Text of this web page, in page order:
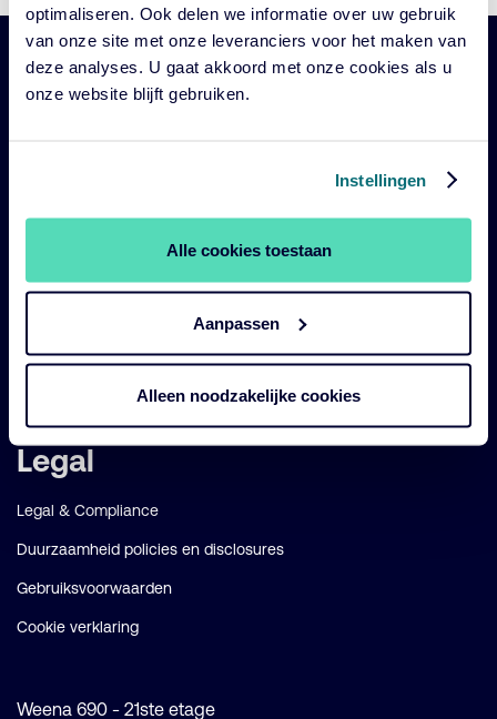
optimaliseren. Ook delen we informatie over uw gebruik
van onze site met onze leveranciers voor het maken van
deze analyses. U gaat akkoord met onze cookies als u
onze website blijft gebruiken.
Instellingen
Alle cookies toestaan
Aanpassen
Alleen noodzakelijke cookies
Belangrijke
Navigatie
Duurzaam
Strategieën
Over ons
Legal
Legal & Compliance
Duurzaamheid policies en disclosures
Gebruiksvoorwaarden
Cookie verklaring
Weena 690 - 21ste etage